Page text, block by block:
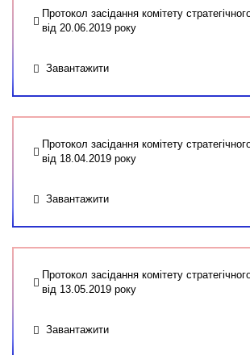
Протокол засідання комітету
від 20.06.2019 року
Завантажити
Протокол засідання комітету
від 18.04.2019 року
Завантажити
Протокол засідання комітету
від 13.05.2019 року
Завантажити